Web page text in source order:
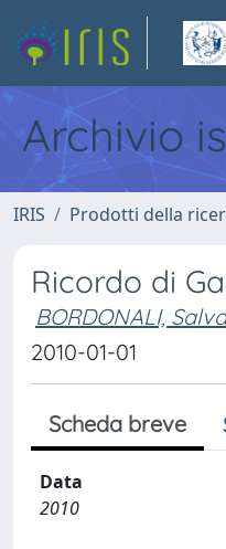
Archivio
IRIS Prodotti della
Ricordo di
BORDONALI,
2010-01-01
Scheda breve
Data
2010